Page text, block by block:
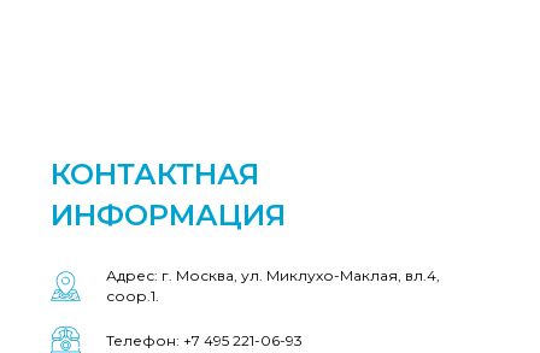
КОНТАКТНАЯ
ИНФОРМАЦИЯ
Адрес: г. Москва, ул. Миклухо-Маклая, вл.4,
соор.1.
Телефон: +7 495 221-06-93